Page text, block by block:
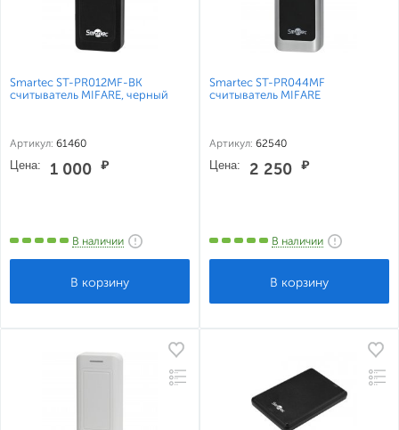
Smartec ST-PR012MF-BK
считыватель MIFARE, черный
Артикул: 61460
Цена: 1 000 ₽
В наличии
Smartec ST-PR044MF
считыватель MIFARE
Артикул: 62540
Цена: 2 250 ₽
В наличии